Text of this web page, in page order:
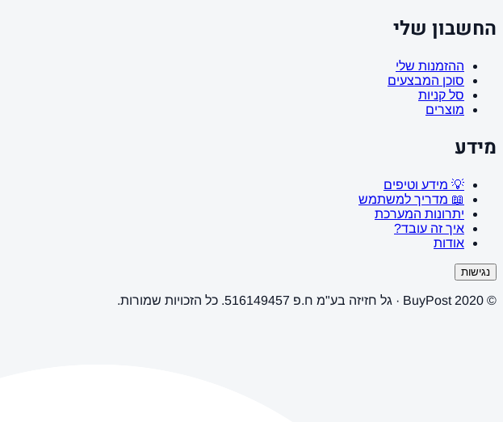
החשבון שלי
ההזמנות שלי
סוכן המבצעים
סל קניות
מוצרים
מידע
💡 מידע וטיפים
📖 מדריך למשתמש
יתרונות המערכת
איך זה עובד?
אודות
נגישות
© 2020 BuyPost · גל חזיזה בע"מ ח.פ 516149457. כל הזכויות שמורות.